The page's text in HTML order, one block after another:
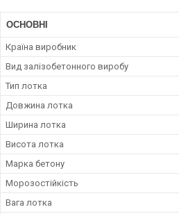
ОСНОВНІ
Країна виробник
Вид залізобетонного виробу
Тип лотка
Довжина лотка
Ширина лотка
Висота лотка
Марка бетону
Морозостійкість
Вага лотка